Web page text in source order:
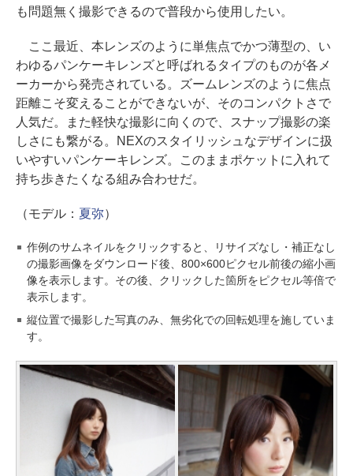
も問題無く撮影できるので普段から使用したい。
ここ最近、本レンズのように単焦点でかつ薄型の、い
わゆるパンケーキレンズと呼ばれるタイプのものが各メ
ーカーから発売されている。ズームレンズのように焦点
距離こそ変えることができないが、そのコンパクトさで
人気だ。また軽快な撮影に向くので、スナップ撮影の楽
しさにも繋がる。NEXのスタイリッシュなデザインに扱
いやすいパンケーキレンズ。このままポケットに入れて
持ち歩きたくなる組み合わせだ。
（モデル： 夏弥）
作例のサムネイルをクリックすると、リサイズなし・補正なし
の撮影画像をダウンロード後、800×600ピクセル前後の縮小画
像を表示します。その後、クリックした箇所をピクセル等倍で
表示します。
縦位置で撮影した写真のみ、無劣化での回転処理を施していま
す。